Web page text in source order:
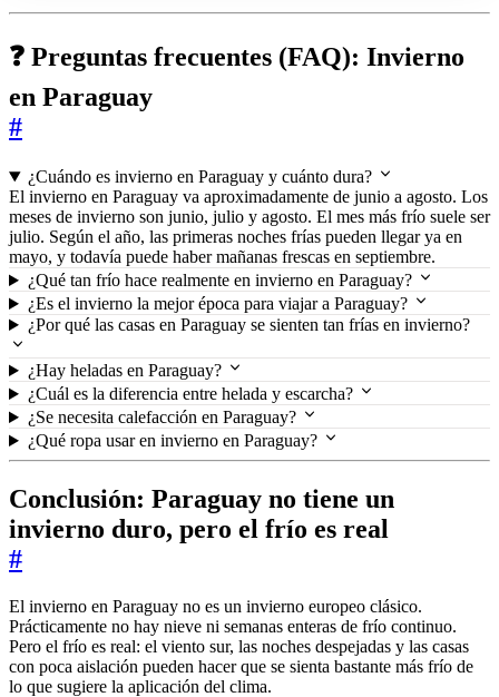
❓ Preguntas frecuentes (FAQ): Invierno
en Paraguay
#
¿Cuándo es invierno en Paraguay y cuánto dura?
El invierno en Paraguay va aproximadamente de junio a agosto. Los
meses de invierno son junio, julio y agosto. El mes más frío suele ser
julio. Según el año, las primeras noches frías pueden llegar ya en
mayo, y todavía puede haber mañanas frescas en septiembre.
¿Qué tan frío hace realmente en invierno en Paraguay?
¿Es el invierno la mejor época para viajar a Paraguay?
¿Por qué las casas en Paraguay se sienten tan frías en invierno?
¿Hay heladas en Paraguay?
¿Cuál es la diferencia entre helada y escarcha?
¿Se necesita calefacción en Paraguay?
¿Qué ropa usar en invierno en Paraguay?
Conclusión: Paraguay no tiene un
invierno duro, pero el frío es real
#
El invierno en Paraguay no es un invierno europeo clásico.
Prácticamente no hay nieve ni semanas enteras de frío continuo.
Pero el frío es real: el viento sur, las noches despejadas y las casas
con poca aislación pueden hacer que se sienta bastante más frío de
lo que sugiere la aplicación del clima.